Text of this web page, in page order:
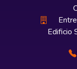
Edificio